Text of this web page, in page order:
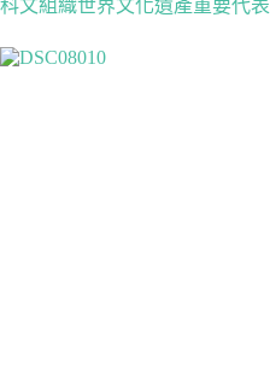
科文組織世界文化遺產重要代表